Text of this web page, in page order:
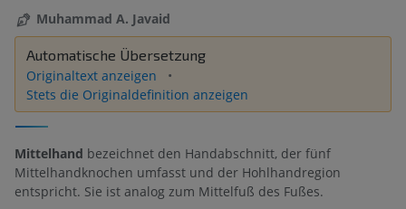
Muhammad A. Javaid
Automatische Übersetzung
Originaltext anzeigen
Stets die Originaldefinition anzeigen
Mittelhand bezeichnet den Handabschnitt, der fünf
Mittelhandknochen umfasst und der Hohlhandregion
entspricht. Sie ist analog zum Mittelfuß des Fußes.